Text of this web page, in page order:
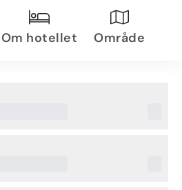
för den som vill kombinera
dagsutflykter.
Om hotellet Område